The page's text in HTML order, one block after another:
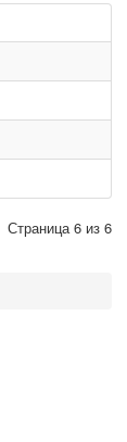
Страница 6 из 6